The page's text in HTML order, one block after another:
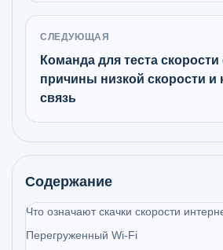
СЛЕДУЮЩАЯ
Команда для теста скорости
причины низкой скорости и
связь
Содержание
Что означают скачки скорости
Перегруженный Wi‑Fi